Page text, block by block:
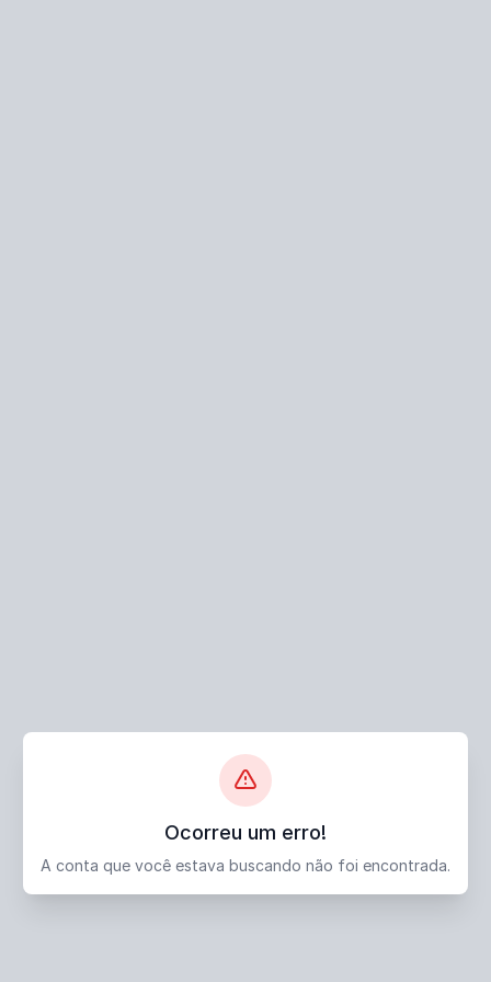
Ocorreu um erro!
A conta que você estava buscando não foi encontrada.